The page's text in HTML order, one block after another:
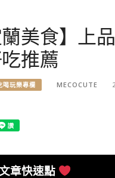
蘭美食】上
推薦
喝玩樂專欄 MECOCUTE
文章快速點